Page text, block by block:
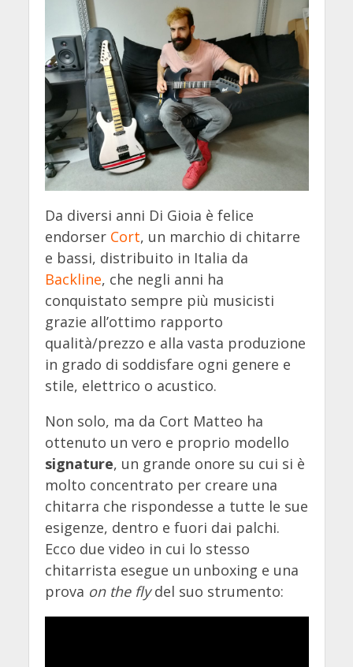
Da diversi anni Di Gioia è felice
endorser Cort, un marchio di chitarre
e bassi, distribuito in Italia da
Backline, che negli anni ha
conquistato sempre più musicisti
grazie all’ottimo rapporto
qualità/prezzo e alla vasta produzione
in grado di soddisfare ogni genere e
stile, elettrico o acustico.
Non solo, ma da Cort Matteo ha
ottenuto un vero e proprio modello
signature, un grande onore su cui si è
molto concentrato per creare una
chitarra che rispondesse a tutte le sue
esigenze, dentro e fuori dai palchi.
Ecco due video in cui lo stesso
chitarrista esegue un unboxing e una
prova on the flydel suo strumento: